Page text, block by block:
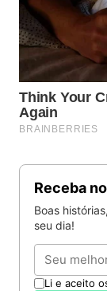
Receba
Boas
seu dia!
Email
Li e aceito